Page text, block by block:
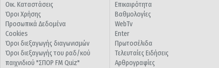
Οικ. Καταστάσεις
Όροι Χρήσης
Προσωπικά Δεδομένα
Cookies
Όροι διεξαγωγής διαγωνισμών
Όροι διεξαγωγής του ραδ/κού
παιχνιδιού "ΣΠΟΡ FM Quiz"
Επικαιρότητα
Βαθμολογίες
WebTv
Enter
Πρωτοσέλιδα
Τελευταίες Ειδήσεις
Αρθρογραφίες